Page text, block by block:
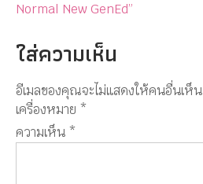
Normal New GenEd”
ใส่ความเห็น
อีเมลของคุณจะไม่แสดงให้คนอื่นเห็น
เครื่องหมาย *
ความเห็น *